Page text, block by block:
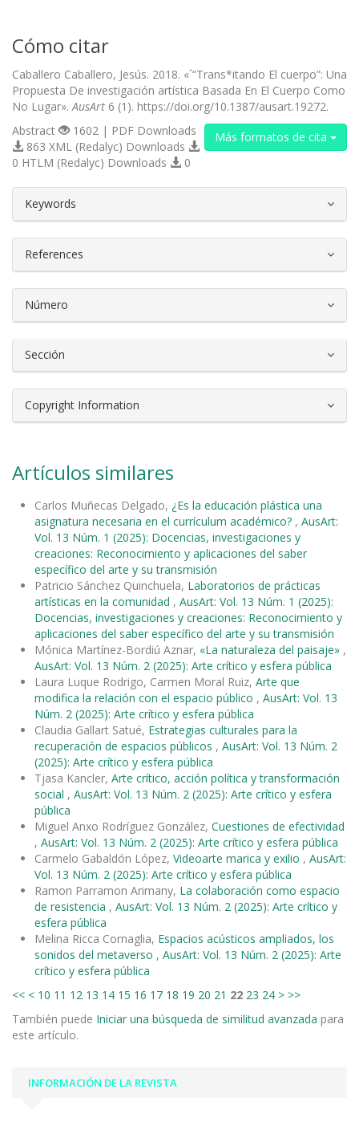
Cómo citar
Caballero Caballero, Jesús. 2018. «´“Trans*itando El cuerpo”: Una
Propuesta De investigación artística Basada En El Cuerpo Como
No Lugar». AusArt 6 (1). https://doi.org/10.1387/ausart.19272.
Más formatos de cita
Abstract
1602 | PDF Downloads
863 XML (Redalyc) Downloads
0 HTLM (Redalyc) Downloads
0
Keywords
References
Número
Sección
Copyright Information
Artículos similares
Carlos Muñecas Delgado, ¿Es la educación plástica una
asignatura necesaria en el currículum académico? , AusArt:
Vol. 13 Núm. 1 (2025): Docencias, investigaciones y
creaciones: Reconocimiento y aplicaciones del saber
específico del arte y su transmisión
Patricio Sánchez Quinchuela, Laboratorios de prácticas
artísticas en la comunidad , AusArt: Vol. 13 Núm. 1 (2025):
Docencias, investigaciones y creaciones: Reconocimiento y
aplicaciones del saber específico del arte y su transmisión
Mónica Martínez-Bordiú Aznar, «La naturaleza del paisaje» ,
AusArt: Vol. 13 Núm. 2 (2025): Arte crítico y esfera pública
Laura Luque Rodrigo, Carmen Moral Ruiz, Arte que
modifica la relación con el espacio público , AusArt: Vol. 13
Núm. 2 (2025): Arte crítico y esfera pública
Claudia Gallart Satué, Estrategias culturales para la
recuperación de espacios públicos , AusArt: Vol. 13 Núm. 2
(2025): Arte crítico y esfera pública
Tjasa Kancler, Arte crítico, acción política y transformación
social , AusArt: Vol. 13 Núm. 2 (2025): Arte crítico y esfera
pública
Miguel Anxo Rodríguez González, Cuestiones de efectividad
, AusArt: Vol. 13 Núm. 2 (2025): Arte crítico y esfera pública
Carmelo Gabaldón López, Videoarte marica y exilio , AusArt:
Vol. 13 Núm. 2 (2025): Arte crítico y esfera pública
Ramon Parramon Arimany, La colaboración como espacio
de resistencia , AusArt: Vol. 13 Núm. 2 (2025): Arte crítico y
esfera pública
Melina Ricca Cornaglia, Espacios acústicos ampliados, los
sonidos del metaverso , AusArt: Vol. 13 Núm. 2 (2025): Arte
crítico y esfera pública
<< < 10 11 12 13 14 15 16 17 18 19 20 21 22 23 24 > >>
También puede Iniciar una búsqueda de similitud avanzada para
este artículo.
INFORMACIÓN DE LA REVISTA